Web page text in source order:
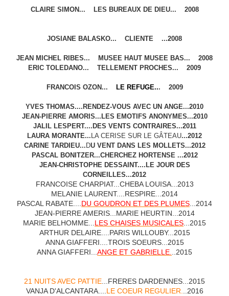
CLAIRE SIMON... LES BUREAUX DE DIEU... 2008
JOSIANE BALASKO... CLIENTE ...2008
JEAN MICHEL RIBES... MUSEE HAUT MUSEE BAS... 2008
ERIC TOLEDANO... TELLEMENT PROCHES... 2009
FRANCOIS OZON... LE REFUGE... 2009
YVES THOMAS.... RENDEZ-VOUS AVEC UN ANGE...2010
JEAN-PIERRE AMORIS... LES EMOTIFS ANONYMES...2010
JALIL LESPERT.... DES VENTS CONTRAIRES...2011
LAURA MORANTE... LA CERISE SUR LE GÂTEAU...2012
CARINE TARDIEU... DU VENT DANS LES MOLLETS...2012
PASCAL BONITZER...CHERCHEZ HORTENSE ...2012
JEAN-CHRISTOPHE DESSAINT....LE JOUR DES
CORNEILLES...2012
FRANCOISE CHARPIAT...CHEBA LOUISA...2013
MELANIE LAURENT....RESPIRE...2014
PASCAL RABATE.... DU GOUDRON ET DES PLUMES ...2014
JEAN-PIERRE AMERIS...MARIE HEURTIN...2014
MARIE BELHOMME... LES CHAISES MUSICALES ...2015
ARTHUR DELAIRE....PARIS WILLOUBY...2015
ANNA GIAFFERI....TROIS SOEURS...2015
ANNA GIAFFERI... ANGE ET GABRIELLE. ..2015
21 NUITS AVEC PATTIE ...FRERES DARDENNES...2015
VANJA D'ALCANTARA.... LE COEUR REGULIER.
..2016